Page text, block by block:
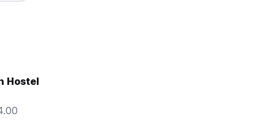
Hostel